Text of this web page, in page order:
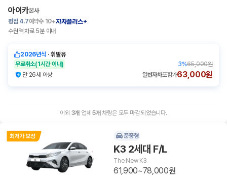
아이카본사
평점 4.7예약수 10+자차플러스+
수원역 차로 5분 이내
2026년식 ㆍ휘발유
무료취소(1시간 이내) 3%65,000원
만 26세 이상
일반자차포함가63,000원
이외 3개 업체5개 차량은 모두 마감 되었습니다.
준중형
K3 2세대 F/L
The New K3
61,900~78,000원